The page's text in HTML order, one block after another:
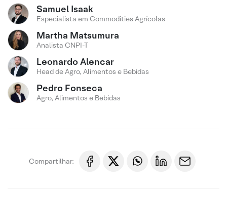
Samuel Isaak
Especialista em Commodities Agrícolas
Martha Matsumura
Analista CNPI-T
Leonardo Alencar
Head de Agro, Alimentos e Bebidas
Pedro Fonseca
Agro, Alimentos e Bebidas
Compartilhar: